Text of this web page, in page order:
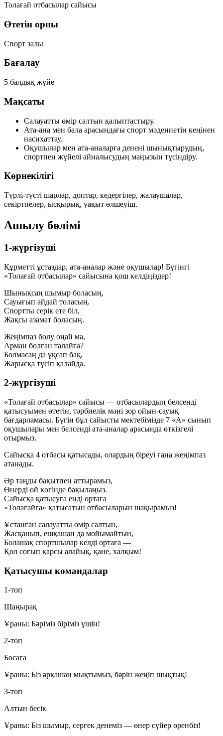
Толағай отбасылар сайысы
Өтетін орны
Спорт залы
Бағалау
5 балдық жүйе
Мақсаты
Салауатты өмір салтын қалыптастыру.
Ата-ана мен бала арасындағы спорт мәдениетін кеңінен
насихаттау.
Оқушылар мен ата-аналарға денені шынықтырудың,
спортпен жүйелі айналысудың маңызын түсіндіру.
Көрнекілігі
Түрлі-түсті шарлар, доптар, кедергілер, жалаушалар,
секіртпелер, ысқырық, уақыт өлшеуіш.
Ашылу бөлімі
1-жүргізуші
Құрметті ұстаздар, ата-аналар және оқушылар! Бүгінгі
«Толағай отбасылар» сайысына қош келдіңіздер!
Шынықсаң шымыр боласың,
Сауығып айдай толасың.
Спортты серік ете біл,
Жақсы азамат боласың.
Жеңімпаз болу оңай ма,
Арман болған талайға?
Болмасаң да ұқсап бақ,
Жарысқа түсіп қалайда.
2-жүргізуші
«Толағай отбасылар» сайысы — отбасылардың белсенді
қатысуымен өтетін, тәрбиелік мәні зор ойын-сауық
бағдарламасы. Бүгін бұл сайысты мектебімізде 7 «А» сынып
оқушылары мен белсенді ата-аналар арасында өткізгелі
отырмыз.
Сайысқа 4 отбасы қатысады, олардың біреуі ғана жеңімпаз
атанады.
Әр таңды бақытпен аттырамыз,
Өнерді ой көгінде бақылаңыз.
Сайысқа қатысуға енді ортаға
«Толағайға» қатысатын отбасыларын шақырамыз!
Ұстанған салауатты өмір салтын,
Жасқанып, ешқашан да мойымайтын,
Болашақ спортшылар келді ортаға —
Қол соғып қарсы алайық, қане, халқым!
Қатысушы командалар
1-топ
Шаңырақ
Ұраны: Бәріміз біріміз үшін!
2-топ
Босаға
Ұраны: Біз әрқашан мықтымыз, бәрін жеңіп шықтық!
3-топ
Алтын бесік
Ұраны: Біз шымыр, сергек денеміз — өнер сүйер өренбіз!